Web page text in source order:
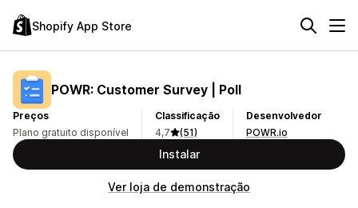
Shopify App Store
POWR: Customer Survey | Poll
Preços
Plano gratuito disponível
Classificação
4,7
(51)
Desenvolvedor
POWR.io
Instalar
Ver loja de demonstração